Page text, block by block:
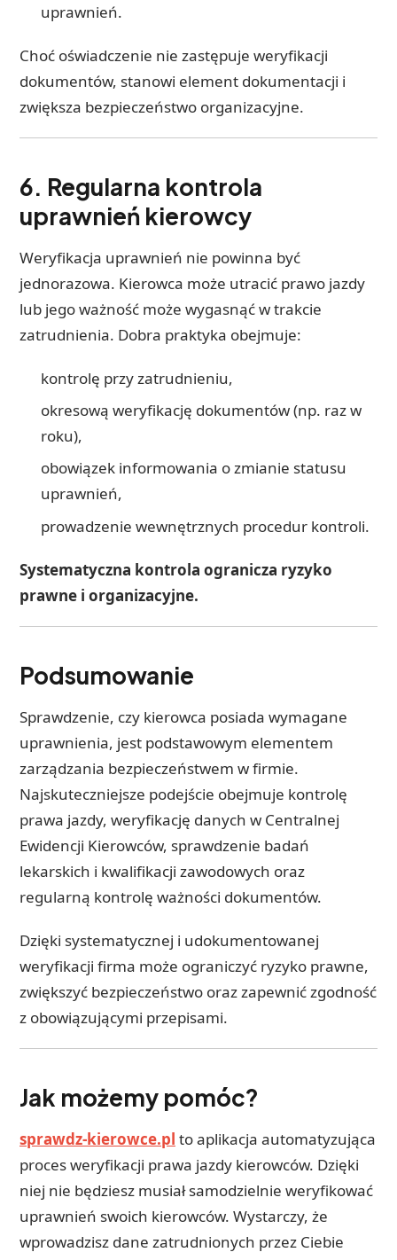
uprawnień.
Choć oświadczenie nie zastępuje weryfikacji
dokumentów, stanowi element dokumentacji i
zwiększa bezpieczeństwo organizacyjne.
6. Regularna kontrola
uprawnień kierowcy
Weryfikacja uprawnień nie powinna być
jednorazowa. Kierowca może utracić prawo jazdy
lub jego ważność może wygasnąć w trakcie
zatrudnienia. Dobra praktyka obejmuje:
kontrolę przy zatrudnieniu,
okresową weryfikację dokumentów (np. raz w
roku),
obowiązek informowania o zmianie statusu
uprawnień,
prowadzenie wewnętrznych procedur kontroli.
Systematyczna kontrola ogranicza ryzyko
prawne i organizacyjne.
Podsumowanie
Sprawdzenie, czy kierowca posiada wymagane
uprawnienia, jest podstawowym elementem
zarządzania bezpieczeństwem w firmie.
Najskuteczniejsze podejście obejmuje kontrolę
prawa jazdy, weryfikację danych w Centralnej
Ewidencji Kierowców, sprawdzenie badań
lekarskich i kwalifikacji zawodowych oraz
regularną kontrolę ważności dokumentów.
Dzięki systematycznej i udokumentowanej
weryfikacji firma może ograniczyć ryzyko prawne,
zwiększyć bezpieczeństwo oraz zapewnić zgodność
z obowiązującymi przepisami.
Jak możemy pomóc?
sprawdz-kierowce.pl to aplikacja automatyzująca
proces weryfikacji prawa jazdy kierowców. Dzięki
niej nie będziesz musiał samodzielnie weryfikować
uprawnień swoich kierowców. Wystarczy, że
wprowadzisz dane zatrudnionych przez Ciebie